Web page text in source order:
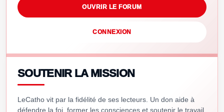
OUVRIR LE FORUM
CONNEXION
SOUTENIR LA MISSION
LeCatho vit par la fidélité de ses lecteurs. Un don aide à
défendre la foi, former les consciences et soutenir le travail